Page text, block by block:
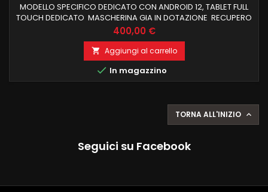
MODELLO SPECIFICO DEDICATO CON ANDROID 12, TABLET FULL
TOUCH DEDICATO MASCHERINA GIA IN DOTAZIONE RECUPERO
COMANDI AL VOLANTE E FUNZIONI DI BORDO CARPLAY E
ANDROID AUTO WIRELESS INTEGRATI NAVIGATORE OFFLINE E
ONLINE BLUETOOTH X CHIAMATE IN VIVAVOCE RADIO RDS E
CONNESSIONE WIFI PER NAVIGAZIONE INTERNET PROCESSORE
OCTACORE SCHERMO HD NESSUNA MODIFICA X...
Prezzo
400,00 €
 Aggiungi al carrello
 In magazzino
TORNA ALL'INIZIO 
Seguici su Facebook